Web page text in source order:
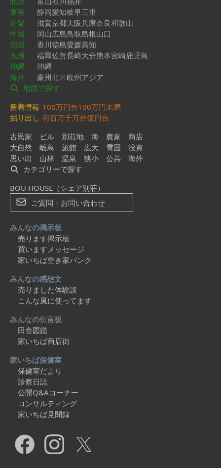
東海
静岡愛知岐阜三重
近畿
滋賀京都大阪兵庫奈良和歌山
中国
岡山広島鳥取島根山口
四国
香川徳島愛媛高知
九州
福岡佐賀長崎大分熊本宮崎鹿児島
沖縄
沖縄
海外
豪州北米欧州アジア
地図で探す
新着情報 100万円台100万円未満
掘り出し 何百万千万台億円台
古民家
ビル 別荘地 海 農家
商店
大自然
離島 旅館 広大 雪国
投資
思い出
山林 温泉 狭小 公共
海外
カテゴリーで探す
BOU HOUSE（シェア別荘）
ご質問・お問い合わせ
みんなの掲示板
売ります掲示板
買いますメッセージ
家いちば空き家バンク
みんなの感想文
売りました体験談
こんな風に使ってます
みんなの伝言板
田舎図鑑
家いちば商店街
家いちば保健室
保健室だより
診察日誌
公開Q&Aコーナー
コンサルティング
家いちば見聞録